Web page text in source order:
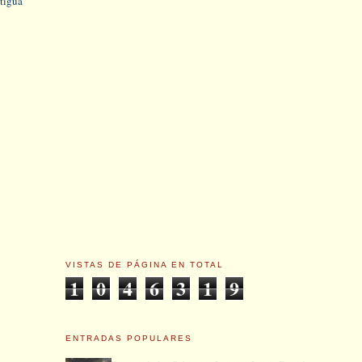
VISTAS DE PÁGINA EN TOTAL
1 0 4 6 3 1 9
ENTRADAS POPULARES